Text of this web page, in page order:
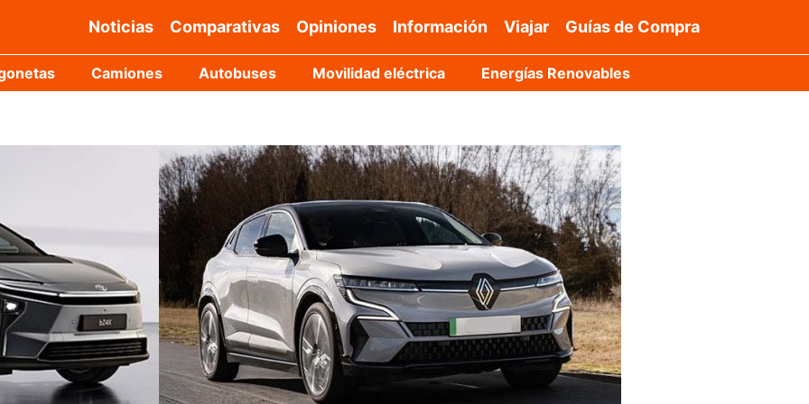
Noticias Comparativas Opiniones Información Viajar Guías de Compra
Camiones Autobuses Movilidad eléctrica Energías Renovables